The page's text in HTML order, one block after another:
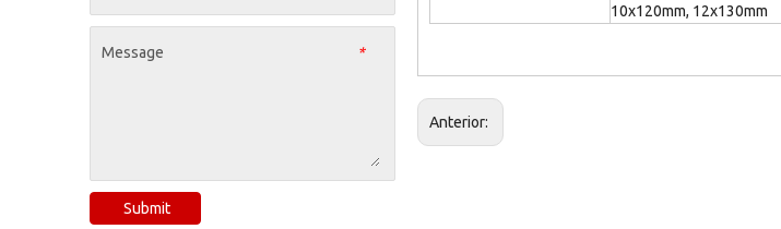
*
Message
Submit
10x120mm, 12x130mm
Anterior: